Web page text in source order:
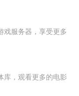
戏服务器，享受更多
库，观看更多的电影